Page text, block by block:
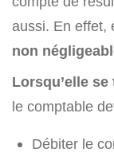
aussi. En effet,
non
Lorsqu’elle
le comptable
Débiter le